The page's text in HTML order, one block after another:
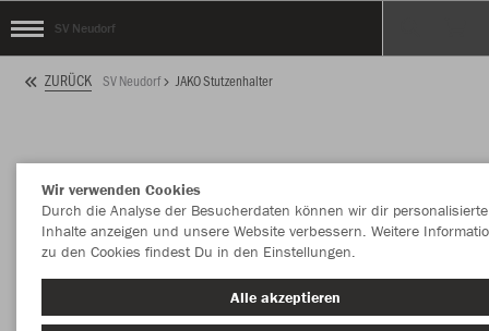
SV Neudorf
ZURÜCK SV Neudorf JAKO Stutzenhalter
Wir verwenden Cookies
Durch die Analyse der Besucherdaten können wir dir personalisierte
Inhalte anzeigen und unsere Website verbessern. Weitere
zu den Cookies findest Du in den Einstellungen.
Alle akzeptieren